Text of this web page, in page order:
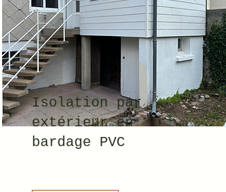
Isolation par
extérieur en
bardage PVC